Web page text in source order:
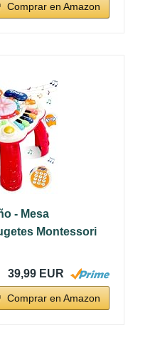
Comprar en Amazon
- Mesa
Montessori
39,99 EUR
Comprar en Amazon